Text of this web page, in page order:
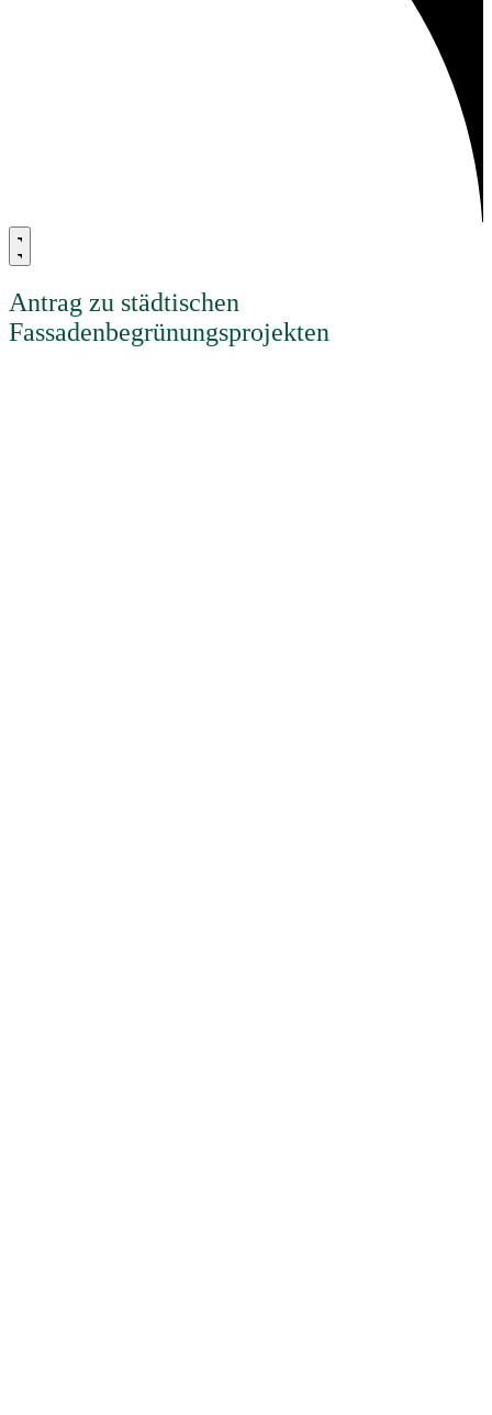
Antrag zu städtischen
Fassadenbegrünungsprojekten